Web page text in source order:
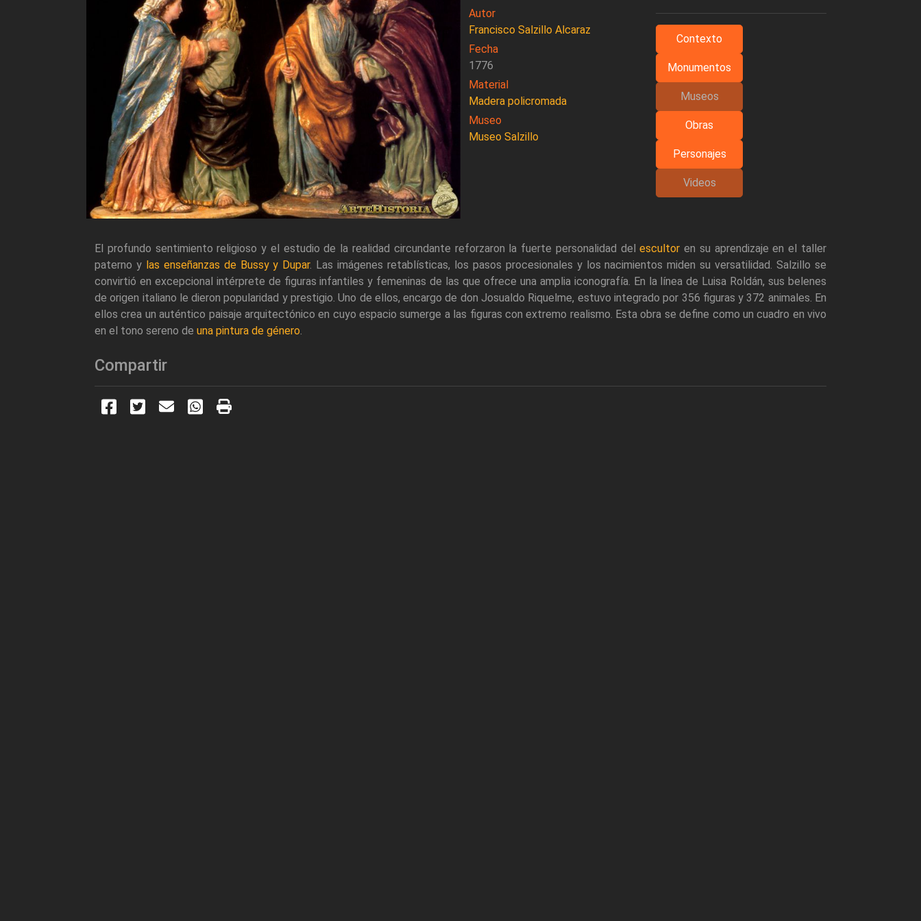
Autor
Francisco Salzillo Alcaraz
Fecha
1776
Material
Madera policromada
Museo
Museo Salzillo
Contexto
Monumentos
Museos
Obras
Personajes
Videos
El profundo sentimiento religioso y el estudio de la realidad circundante reforzaron la fuerte personalidad delescultor en su aprendizaje en el taller
paterno y las enseñanzas de Bussy y Dupar. Las imágenes retablísticas, los pasos procesionales y los nacimientos miden su versatilidad. Salzillo se
convirtió en excepcional intérprete de figuras infantiles y femeninas de las que ofrece una amplia iconografía. En la línea de Luisa Roldán, sus belenes
de origen italiano le dieron popularidad y prestigio. Uno de ellos, encargo de don Josualdo Riquelme, estuvo integrado por 356 figuras y 372 animales. En
ellos crea un auténtico paisaje arquitectónico en cuyo espacio sumerge a las figuras con extremo realismo. Esta obra se define como un cuadro en vivo
en el tono sereno de una pintura de género.
Compartir